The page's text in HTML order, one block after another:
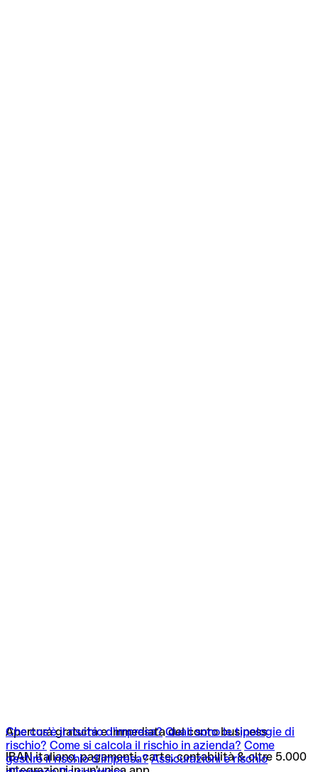
Che cos'è il rischio d'impresa? Quali sono le tipologie di
rischio? Come si calcola il rischio in azienda? Come
gestire il rischio d'impresa? Assicurazioni e rischio
Apertura gratuita e immediata del conto business
IBAN italiano, pagamenti, carte, contabilità & oltre 5.000